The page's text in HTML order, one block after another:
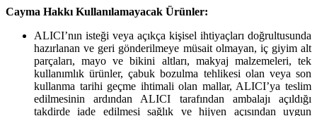
Cayma Hakkı Kullanılamayacak Ürünler:
ALICI’nın isteği veya açıkça kişisel ihtiyaçları doğrultusunda
hazırlanan ve geri gönderilmeye müsait olmayan, iç giyim alt
parçaları, mayo ve bikini altları, makyaj malzemeleri, tek
kullanımlık ürünler, çabuk bozulma tehlikesi olan veya son
kullanma tarihi geçme ihtimali olan mallar, ALICI’ya teslim
edilmesinin ardından ALICI tarafından ambalajı açıldığı
takdirde iade edilmesi sağlık ve hijyen açısından uygun